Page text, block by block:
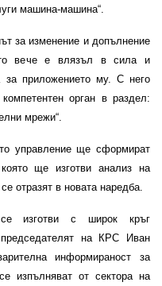
машина-машина“.
за изменение и допълнение
вече е влязъл в сила и
за приложението му. С него
орган в раздел:
мрежи“.
управление ще сформират
ще изготви анализ на
отразят в новата наредба.
изготви с широк кръг
председателят на КРС Иван
информираност за
изпълняват от сектора на